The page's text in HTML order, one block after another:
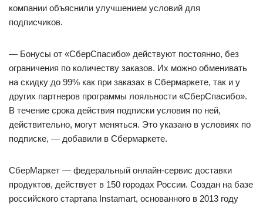
компании объяснили улучшением условий для
подписчиков.
— Бонусы от «СберСпасибо» действуют постоянно, без
ограничения по количеству заказов. Их можно обменивать
на скидку до 99% как при заказах в Сбермаркете, так и у
других партнеров программы лояльности «СберСпасибо».
В течение срока действия подписки условия по ней,
действительно, могут меняться. Это указано в условиях по
подписке, — добавили в Сбермаркете.
СберМаркет — федеральный онлайн-сервис доставки
продуктов, действует в 150 городах России. Создан на базе
российского стартапа Instamart, основанного в 2013 году